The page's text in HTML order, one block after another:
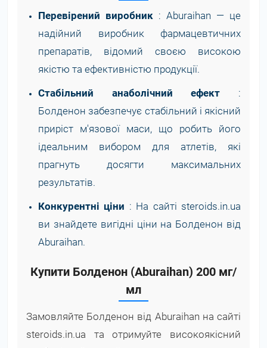
Перевірений виробник : Aburaihan — це
надійний виробник фармацевтичних
препаратів, відомий своєю високою
якістю та ефективністю продукції.
Стабільний анаболічний ефект :
Болденон забезпечує стабільний і якісний
приріст м'язової маси, що робить його
ідеальним вибором для атлетів, які
прагнуть досягти максимальних
результатів.
Конкурентні ціни : На сайті steroids.in.ua
ви знайдете вигідні ціни на Болденон від
Aburaihan.
Купити Болденон (Aburaihan) 200 мг/
мл
Замовляйте Болденон від Aburaihan на сайті
steroids.in.ua та отримуйте високоякісний